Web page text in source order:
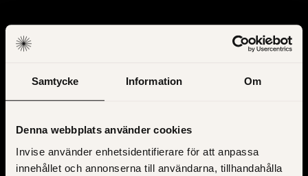
Samtycke Information Om
Denna webbplats använder cookies
Invise använder enhetsidentifierare för att anpassa
innehållet och annonserna till användarna, tillhandahålla
När prissättning och
intäktsflöden behöver
samordnas
Revenue Hub används när prissättning, offerter och
intäktsdata är utspridda över flera system och saknar
tydlig koppling till CRM. Det kan handla om manuella